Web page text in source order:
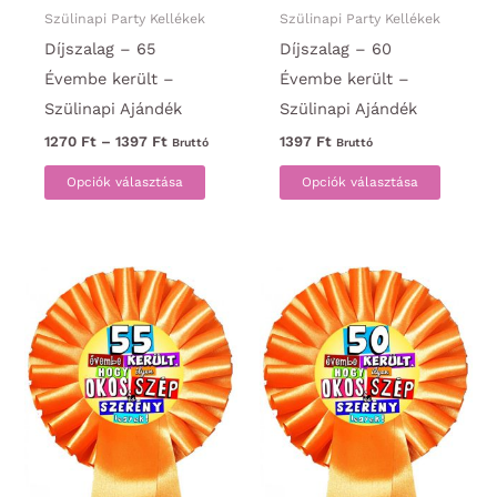
Szülinapi Party Kellékek
Díjszalag – 65
Évembe került –
Szülinapi Ajándék
1270 Ft – 1397 FtÁrtartomány:
-
1397 Ft
Bruttó
Opciók választása
Ennek
a
van.
A
változatok
a
termékoldalon
Szülinapi Party Kellékek
Díjszalag – 60
Évembe került –
Szülinapi Ajándék
1397 Ft Bruttó
Opciók választása
Ennek
a
van.
A
a